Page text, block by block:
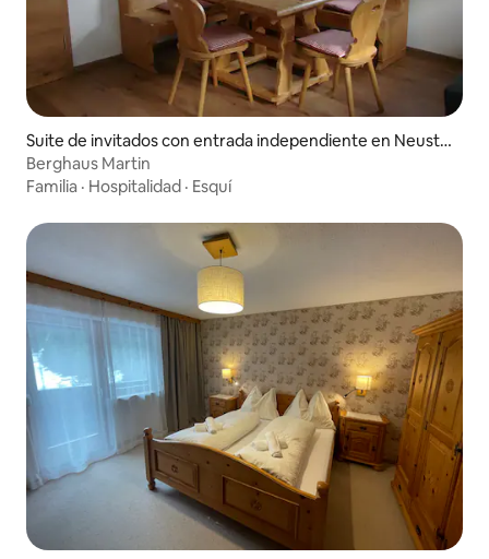
Suite de invitados con entrada independiente en Neustif
t im Stubaital
Berghaus Martin
Familia · Hospitalidad · Esquí